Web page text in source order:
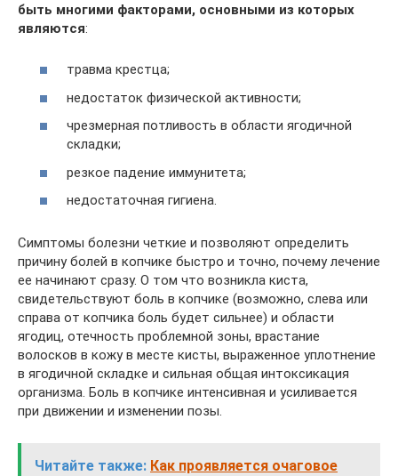
быть многими факторами, основными из которых
являются:
травма крестца;
недостаток физической активности;
чрезмерная потливость в области ягодичной
складки;
резкое падение иммунитета;
недостаточная гигиена.
Симптомы болезни четкие и позволяют определить
причину болей в копчике быстро и точно, почему лечение
ее начинают сразу. О том что возникла киста,
свидетельствуют боль в копчике (возможно, слева или
справа от копчика боль будет сильнее) и области
ягодиц, отечность проблемной зоны, врастание
волосков в кожу в месте кисты, выраженное уплотнение
в ягодичной складке и сильная общая интоксикация
организма. Боль в копчике интенсивная и усиливается
при движении и изменении позы.
Читайте также: Как проявляется очаговое